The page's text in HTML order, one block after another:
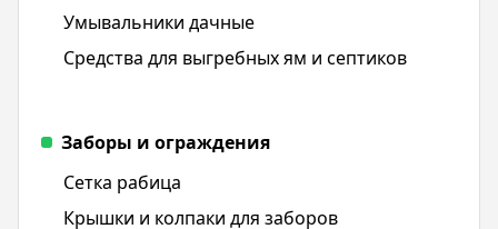
Умывальники дачные
Средства для выгребных ям и септиков
Заборы и ограждения
Сетка рабица
Крышки и колпаки для заборов